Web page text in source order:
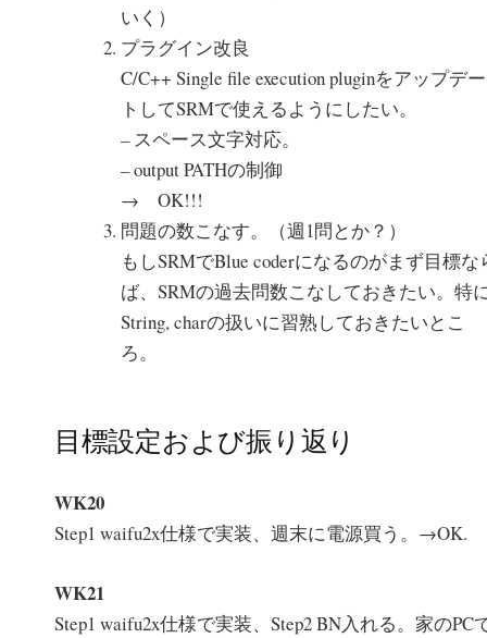
いく）
プラグイン改良
C/C++ Single file execution pluginをアップデー
トしてSRMで使えるようにしたい。
– スペース文字対応。
– output PATHの制御
→ OK!!!
問題の数こなす。（週1問とか？）
もしSRMでBlue coderになるのがまず目標な
ば、SRMの過去問数こなしておきたい。特
String, charの扱いに習熟しておきたいとこ
ろ。
目標設定および振り返り
WK20
Step1 waifu2x仕様で実装、週末に電源買う。→OK.
WK21
Step1 waifu2x仕様で実装、Step2 BN入れる。家のPC